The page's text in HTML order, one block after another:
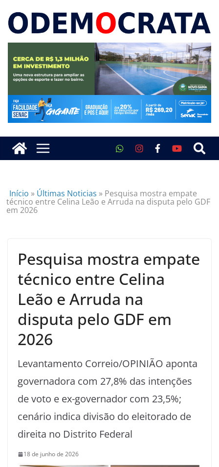
Início » Últimas Noticias » Pesquisa mostra empate
técnico entre Celina Leão e Arruda na disputa pelo GDF
em 2026
Pesquisa mostra empate
técnico entre Celina
Leão e Arruda na
disputa pelo GDF em
2026
Levantamento Correio/OPINIÃO aponta
governadora com 27,8% das intenções
de voto e ex-governador com 23,5%;
cenário indica divisão do eleitorado de
direita no Distrito Federal
18 de junho de 2026